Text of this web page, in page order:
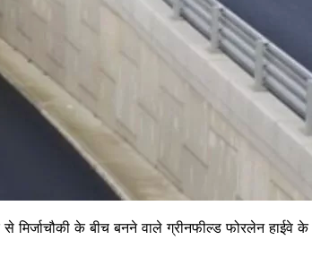
के बीच बनने वाले ग्रीनफील्ड फोरलेन हाईवे